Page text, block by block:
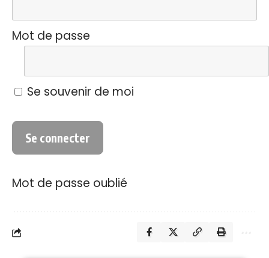
Mot de passe
Se souvenir de moi
Mot de passe oublié